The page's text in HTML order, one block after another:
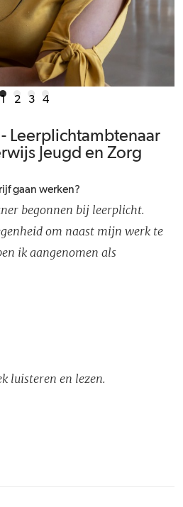
1 2 3 4
Leerplichtambtenaar
Jeugd en Zorg
gaan werken?
begonnen bij leerplicht.
om naast mijn werk te
ik aangenomen als
luisteren en lezen.